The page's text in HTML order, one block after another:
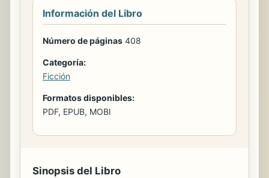
Información del Libro
Número de páginas 408
Categoría:
Ficción
Formatos disponibles:
PDF, EPUB, MOBI
Sinopsis del Libro